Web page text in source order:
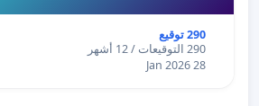
290 توقيع
290 التوقيعات / 12 أشهر
28 Jan 2026